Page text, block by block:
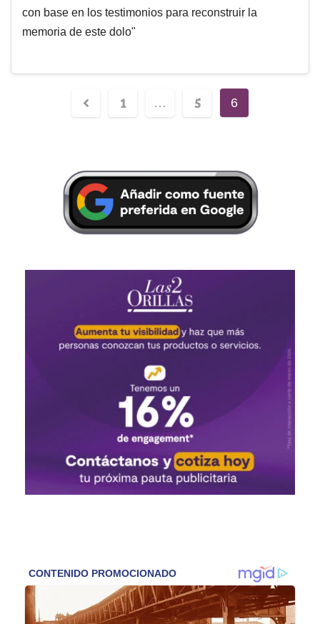
con base en los testimonios para reconstruir la
memoria de este dolo"
1 … 5 6